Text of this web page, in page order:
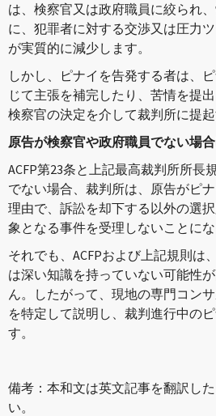
は、検察官又は政府職員に絞られ
に、犯罪者に対する交渉又は圧力
が実質的に減少します。
しかし、ピナイを告発する者は、
じて主張を補完したり、苦情を提
検察官の決定を介して裁判所に提起
原告が検察官や政府職員でない場
ACFP第23条と上記最高裁判所所長
でない場合、裁判所は、原告がピ
理由で、訴訟を却下する以外の選
象となる事件を受理しないことにな
それでも、ACFPおよび上記規則
は深い知識を持っていない可能性
ん。したがって、現地の専門コン
を特定して説明し、裁判進行中の
す。
備考：本和文は英文記事を翻訳し
い。